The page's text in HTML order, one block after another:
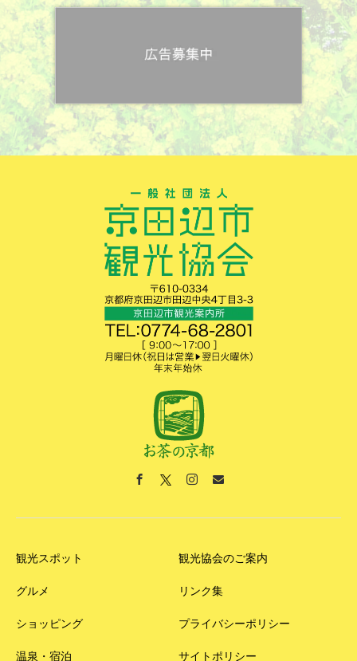
観光スポット
グルメ
ショッピング
温泉・宿泊
観光協会のご案内
リンク集
プライバシーポリシー
サイトポリシー